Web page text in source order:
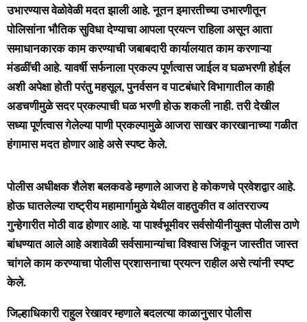
उभारण्यास वेळोवेळी मदत झाली आहे. नूतन इमारतीच्या उभारणीतून
पोलिसांना भौतिक सुविधा देण्याचा आपला प्रयत्न राहिला असून आता
समाधानकारक काम करण्याची जबाबदारी कार्यालयात काम करणाऱ्या
मंडळींची आहे. यावर्षी सर्फनाला प्रकल्प पूर्णत्वास जाईल व घळभरणी होईल
अशी अपेक्षा होती परंतु महसूल, पुनर्वसन व पाटबंधारे विभागातील काही
अडचणीमुळे सदर प्रकल्पाची घळ भरणी होऊ शकली नाही. तरी देखील
सध्या पूर्णत्वास गेलेल्या पाणी प्रकल्पामुळे आजरा साखर कारखानाच्या गळीत
हंगामास मदत होणार आहे असे स्पष्ट केले.
पोलीस अधीक्षक शैलेश बलकवडे म्हणाले आजरा हे कोकणचे प्रवेशद्वार आहे.
होऊ घातलेल्या राष्ट्रीय महामार्गामुळे येथील वाहतुकीत व आंतरराज्य
गुन्हेगारीत मोठी वाढ होणार आहे. यापार्श्वभूमीवर सर्वसोयीनीयुक्त पोलीस ठाणे
बांधण्यात आले आहे अशावेळी सर्वसामान्यांचा विश्वास जिंकून जास्तीत जास्त
चांगले काम करण्याचा पोलीस प्रशासनाचा प्रयत्न राहील असे त्यांनी स्पष्ट
केले.
जिल्हाधिकारी राहुल रेखावर म्हणाले बदलत्या काळानुसार पोलीस